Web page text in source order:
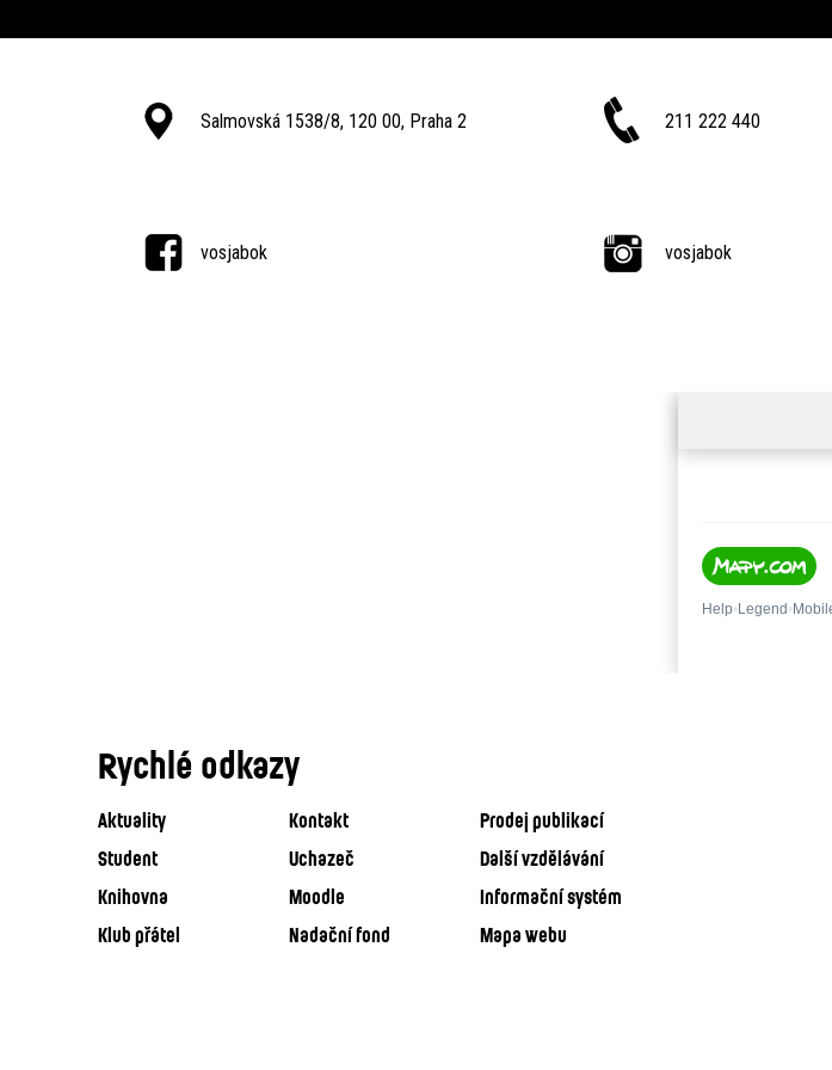
Salmovská 1538/8, 120 00, Praha 2 211 222 440
vosjabok vosjabok
Rychlé odkazy
Aktuality Kontakt
Prodej publikací
Student
Uchazeč
Další vzdělávání
Knihovna
Moodle
Informační systém
Klub přátel
Nadační fond Mapa webu